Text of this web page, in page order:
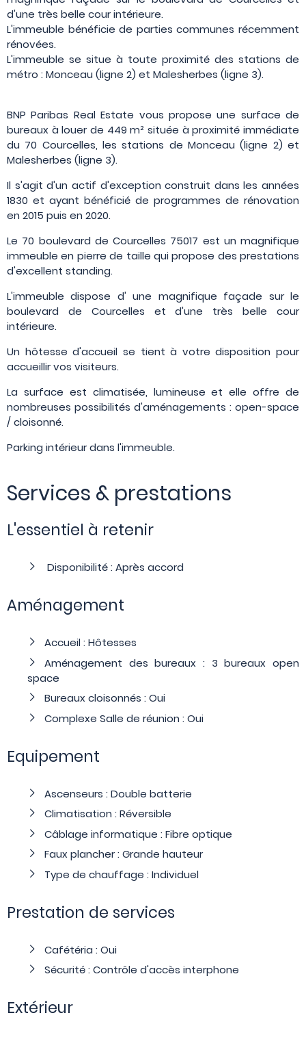
d'une très belle cour intérieure.
L'immeuble bénéficie de parties communes récemment
rénovées.
L'immeuble se situe à toute proximité des stations de
métro : Monceau (ligne 2) et Malesherbes (ligne 3).
BNP Paribas Real Estate vous propose une surface de
bureaux à louer de 449 m² située à proximité immédiate
du 70 Courcelles, les stations de Monceau (ligne 2) et
Malesherbes (ligne 3).
Il s'agit d'un actif d'exception construit dans les années
1830 et ayant bénéficié de programmes de rénovation
en 2015 puis en 2020.
Le 70 boulevard de Courcelles 75017 est un magnifique
immeuble en pierre de taille qui propose des prestations
d'excellent standing.
L'immeuble dispose d' une magnifique façade sur le
boulevard de Courcelles et d'une très belle cour
intérieure.
Un hôtesse d'accueil se tient à votre disposition pour
accueillir vos visiteurs.
La surface est climatisée, lumineuse et elle offre de
nombreuses possibilités d'aménagements : open-space
/ cloisonné.
Parking intérieur dans l'immeuble.
Services & prestations
L'essentiel à retenir
Disponibilité : Après accord
Aménagement
Accueil : Hôtesses
Aménagement des bureaux : 3 bureaux open
space
Bureaux cloisonnés : Oui
Complexe Salle de réunion : Oui
Equipement
Ascenseurs : Double batterie
Climatisation : Réversible
Câblage informatique : Fibre optique
Faux plancher : Grande hauteur
Type de chauffage : Individuel
Prestation de services
Cafétéria : Oui
Sécurité : Contrôle d'accès interphone
Extérieur